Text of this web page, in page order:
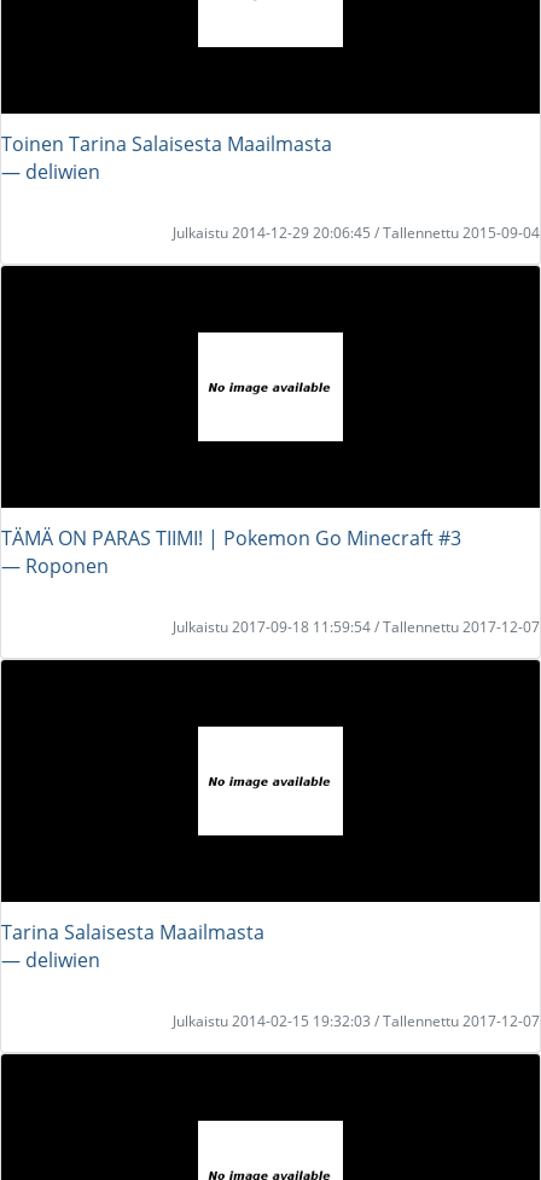
Toinen Tarina Salaisesta Maailmasta
― deliwien
Julkaistu 2014-12-29 20:06:45 / Tallennettu 2015-09-04
TÄMÄ ON PARAS TIIMI! | Pokemon Go Minecraft #3
― Roponen
Julkaistu 2017-09-18 11:59:54 / Tallennettu 2017-12-07
Tarina Salaisesta Maailmasta
― deliwien
Julkaistu 2014-02-15 19:32:03 / Tallennettu 2017-12-07